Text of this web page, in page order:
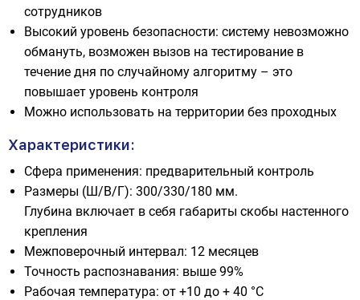
сотрудников
Высокий уровень безопасности: систему невозможно
обмануть, возможен вызов на тестирование в
течение дня по случайному алгоритму – это
повышает уровень контроля
Можно использовать на территории без проходных
Характеристики:
Сфера применения: предварительный контроль
Размеры (Ш/В/Г): 300/330/180 мм.
Глубина включает в себя габариты скобы настенного
крепления
Межповерочный интервал: 12 месяцев
Точность распознавания: выше 99%
Рабочая температура: от +10 до + 40 °С